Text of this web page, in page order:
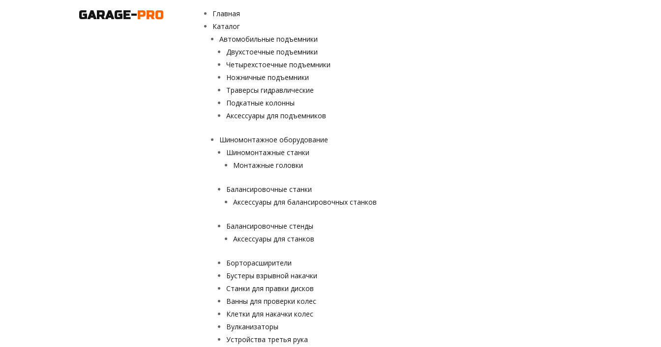
GARAGE-PRO
Главная
Каталог
Автомобильные подъемники
Двухстоечные подъемники
Четырехстоечные подъемники
Ножничные подъемники
Траверсы гидравлические
Подкатные колонны
Аксессуары для подъемников
Шиномонтажное оборудование
Шиномонтажные станки
Монтажные головки
Балансировочные станки
Аксессуары для балансировочных станков
Балансировочные стенды
Аксессуары для станков
Борторасширители
Бустеры взрывной накачки
Станки для правки дисков
Ванны для проверки колес
Клетки для накачки колес
Вулканизаторы
Устройства третья рука